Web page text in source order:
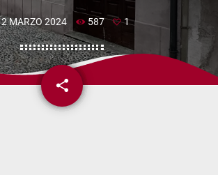
2 MARZO 2024 587 1
share
email